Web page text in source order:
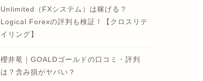
Unlimited（FXシステム）は稼げる？
Logical Forexの評判も検証！【クロスリテ
イリング】
櫻井竜｜GOALDゴールドの口コミ・評判
は？含み損がヤバい？